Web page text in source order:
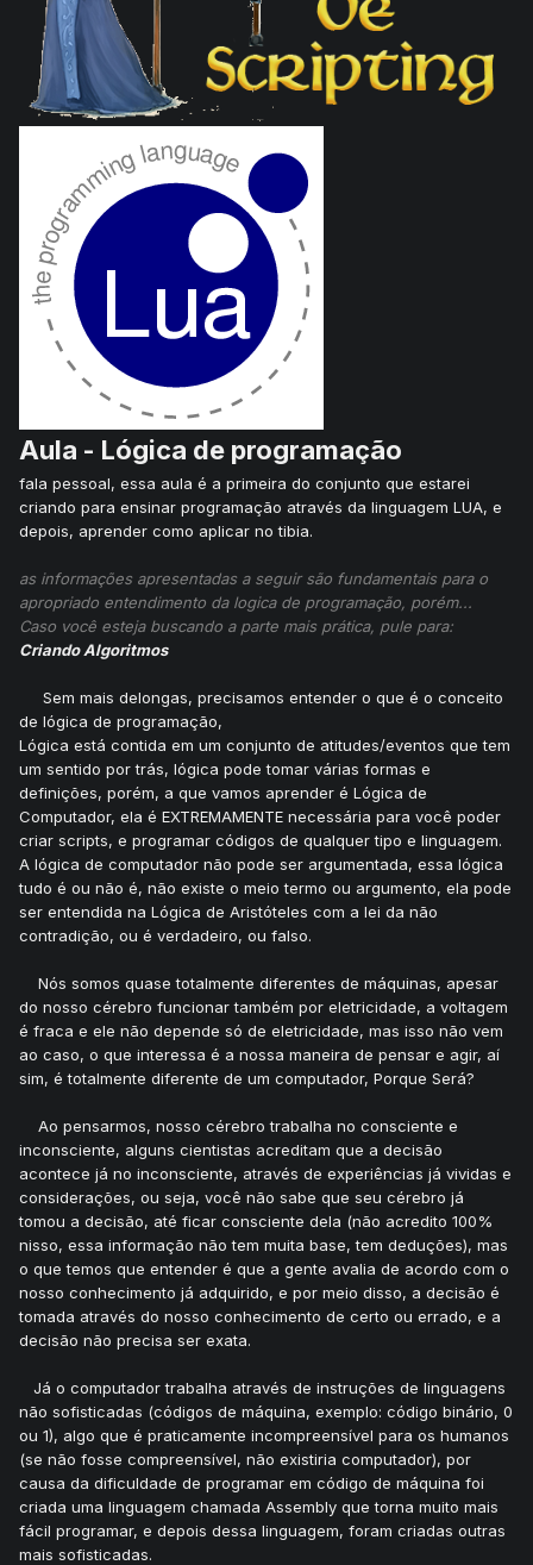
Aula - Lógica de programação
fala pessoal, essa aula é a primeira do conjunto que estarei
criando para ensinar programação através da linguagem LUA, e
depois, aprender como aplicar no tibia.
as informações apresentadas a seguir são fundamentais para o
apropriado entendimento da logica de programação, porém...
Caso você esteja buscando a parte mais prática, pule para:
Criando Algoritmos
Sem mais delongas, precisamos entender o que é o conceito
de lógica de programação,
Lógica está contida em um conjunto de atitudes/eventos que tem
um sentido por trás, lógica pode tomar várias formas e
definições, porém, a que vamos aprender é Lógica de
Computador, ela é EXTREMAMENTE necessária para você poder
criar scripts, e programar códigos de qualquer tipo e linguagem.
A lógica de computador não pode ser argumentada, essa lógica
tudo é ou não é, não existe o meio termo ou argumento, ela pode
ser entendida na Lógica de Aristóteles com a lei da não
contradição, ou é verdadeiro, ou falso.
Nós somos quase totalmente diferentes de máquinas, apesar
do nosso cérebro funcionar também por eletricidade, a voltagem
é fraca e ele não depende só de eletricidade, mas isso não vem
ao caso, o que interessa é a nossa maneira de pensar e agir, aí
sim, é totalmente diferente de um computador, Porque Será?
Ao pensarmos, nosso cérebro trabalha no consciente e
inconsciente, alguns cientistas acreditam que a decisão
acontece já no inconsciente, através de experiências já vividas e
considerações, ou seja, você não sabe que seu cérebro já
tomou a decisão, até ficar consciente dela (não acredito 100%
nisso, essa informação não tem muita base, tem deduções), mas
o que temos que entender é que a gente avalia de acordo com o
nosso conhecimento já adquirido, e por meio disso, a decisão é
tomada através do nosso conhecimento de certo ou errado, e a
decisão não precisa ser exata.
Já o computador trabalha através de instruções de linguagens
não sofisticadas (códigos de máquina, exemplo: código binário, 0
ou 1), algo que é praticamente incompreensível para os humanos
(se não fosse compreensível, não existiria computador), por
causa da dificuldade de programar em código de máquina foi
criada uma linguagem chamada Assembly que torna muito mais
fácil programar, e depois dessa linguagem, foram criadas outras
mais sofisticadas.